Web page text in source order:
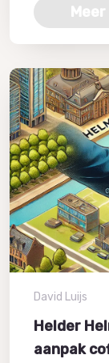
Meer
David Luijs
Helder
aanpak